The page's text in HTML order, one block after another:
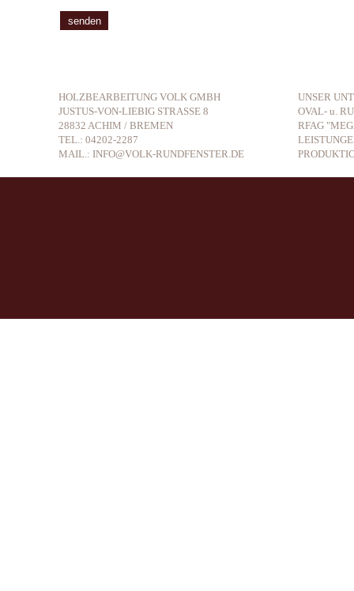
HOLZBEARBEITUNG VOLK GMBH
JUSTUS-VON-LIEBIG STRASSE 8
28832 ACHIM / BREMEN
TEL.: 04202-2287
MAIL.: INFO@VOLK-RUNDFENSTER.DE
UNSER
OVAL- u.
RFAG